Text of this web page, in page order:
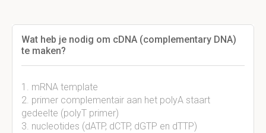
Wat heb je nodig om cDNA (complementary DNA)
te maken?
1. mRNA template
2. primer complementair aan het polyA staart
gedeelte (polyT primer)
3. nucleotides (dATP, dCTP, dGTP en dTTP)